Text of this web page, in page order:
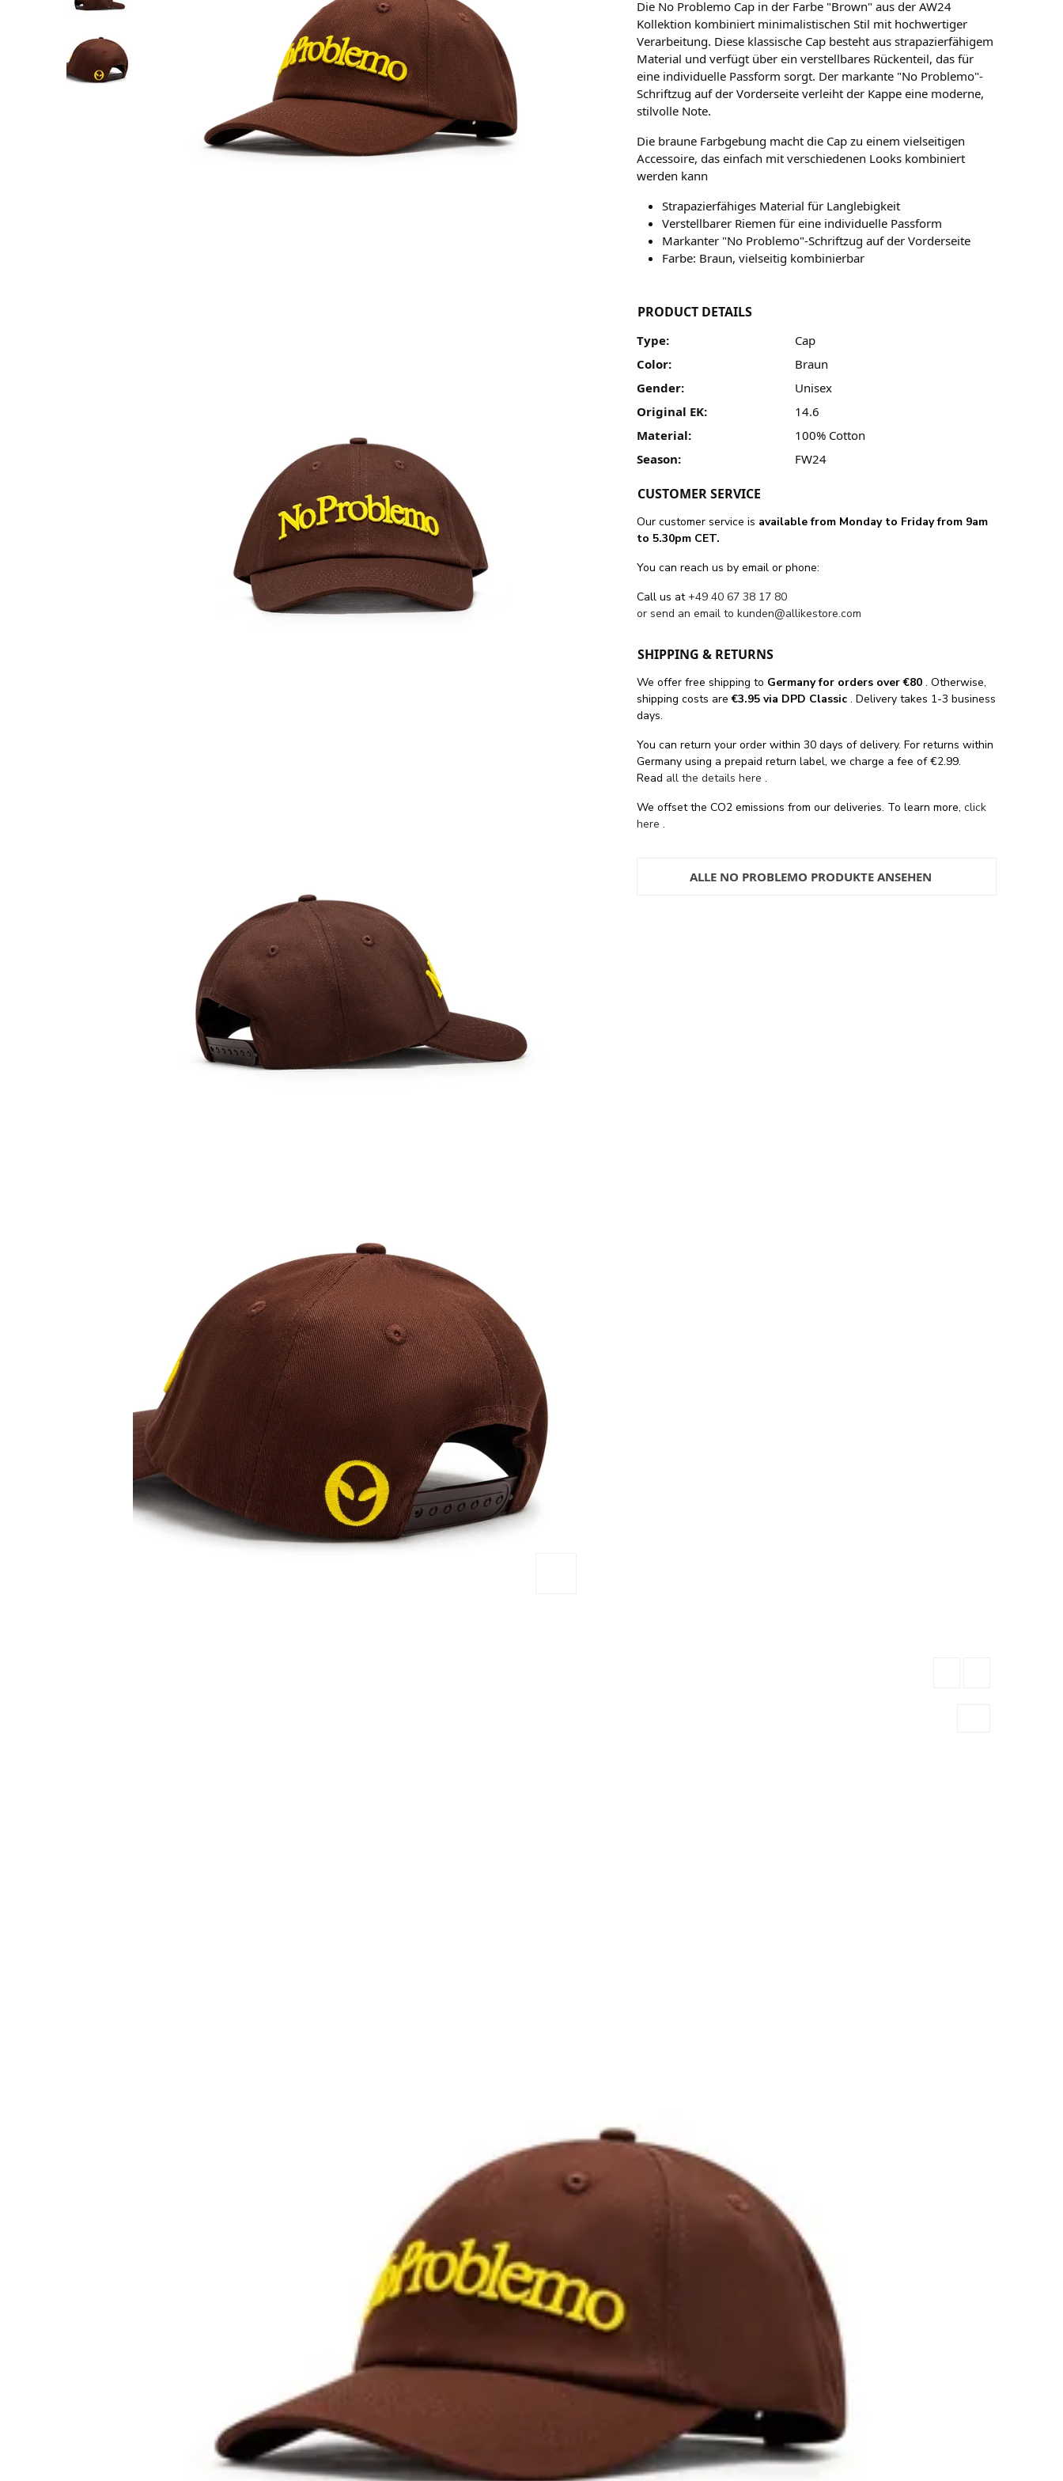
Die No Problemo Cap in der Farbe "Brown" aus der AW24
Kollektion kombiniert minimalistischen Stil mit hochwertiger
Verarbeitung. Diese klassische Cap besteht aus strapazierfähigem
Material und verfügt über ein verstellbares Rückenteil, das für
eine individuelle Passform sorgt. Der markante "No Problemo"-
Schriftzug auf der Vorderseite verleiht der Kappe eine moderne,
stilvolle Note.
Die braune Farbgebung macht die Cap zu einem vielseitigen
Accessoire, das einfach mit verschiedenen Looks kombiniert
werden kann
Strapazierfähiges Material für Langlebigkeit
Verstellbarer Riemen für eine individuelle Passform
Markanter "No Problemo"-Schriftzug auf der Vorderseite
Farbe: Braun, vielseitig kombinierbar
PRODUCT DETAILS
Type:
Cap
Color:
Braun
Gender:
Unisex
Original EK:
14.6
Material:
100% Cotton
Season:
FW24
CUSTOMER SERVICE
Our customer service is available from Monday to Friday from 9am
to 5.30pm CET.
You can reach us by email or phone:
Call us at+49 40 67 38 17 80
or send an email tokunden@allikestore.com
SHIPPING & RETURNS
We offer free shippingto Germany for orders over €80 . Otherwise,
shipping costs are€3.95 via DPD Classic . Delivery takes 1-3 business
days.
You can return your order within 30 days of delivery. For returns within
Germany using a prepaid return label, we charge a fee of €2.99.
Read all the details here .
We offset the CO2 emissions from our deliveries. To learn more,click
here .
ALLE NO PROBLEMO PRODUKTE ANSEHEN